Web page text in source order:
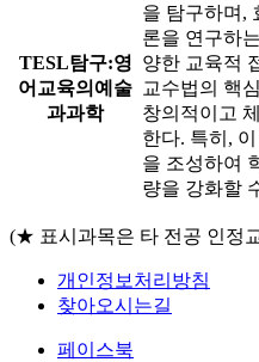
TESL탐구:영
어교육의예술
과과학
을 탐구하며,
론을 연구하
양한 교육적
교수법의 핵
창의적이고
한다. 특히,
을 조성하여
량을 강화할
(★ 표시과목은 타 전공 인정
개인정보처리방침
찾아오시는길
페이스북